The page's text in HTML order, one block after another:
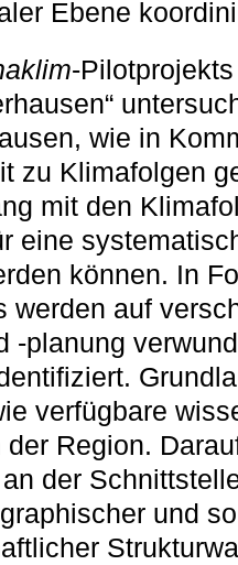
Ebene
-
wie in
zu Klimafolgen
mit den
eine
können. In
werden auf
-planung
verfügbare
Region.
der
und